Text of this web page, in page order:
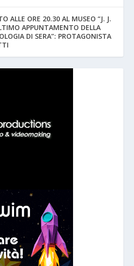
ALLE ORE 20.30 AL MUSEO “J. J.
APPUNTAMENTO DELLA
DI SERA”: PROTAGONISTA